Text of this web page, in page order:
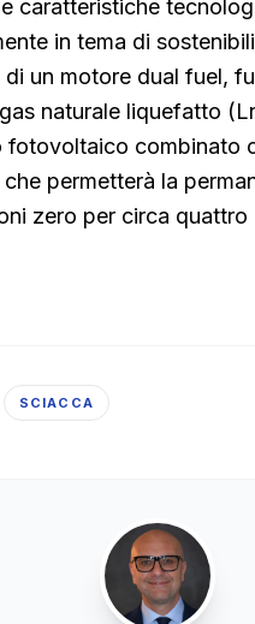
caratteristiche
in tema di
un motore dual fuel,
naturale liquefatto
fotovoltaico combinato
permetterà la
zero per circa quattro
SCIACCA